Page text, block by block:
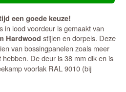
een goede keuze!
in lood voordeur is gemaakt van
Hardwood stijlen en dorpels. Deze
van bossingpanelen zoals meer
hebben. De deur is 38 mm dik en is
voorlak RAL 9010 (bij